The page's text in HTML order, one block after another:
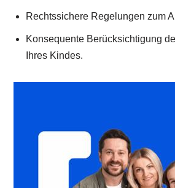
Rechtssichere Regelungen zum
Konsequente Berücksichtigung
Ihres Kindes.